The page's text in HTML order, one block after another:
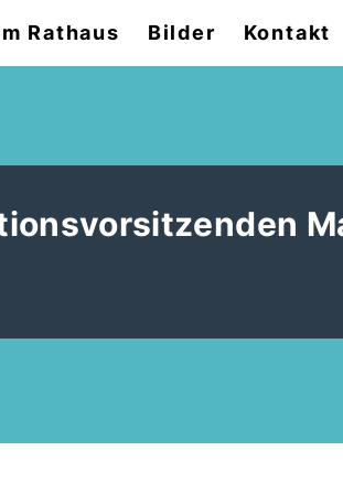
Rathaus Bilder Kontakt